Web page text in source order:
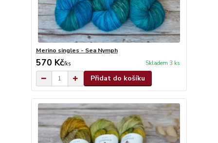
Merino singles - Sea Nymph
570 Kč/ks Skladem 3 ks
Přidat do košíku